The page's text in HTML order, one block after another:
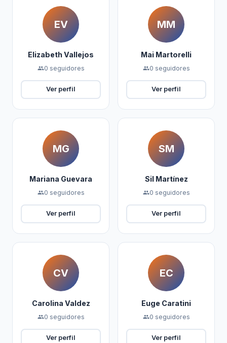
EV
Elizabeth Vallejos
people0 seguidores
Ver perfil
MM
Mai Martorelli
people0 seguidores
Ver perfil
MG
Mariana Guevara
people0 seguidores
Ver perfil
SM
Sil Martínez
people0 seguidores
Ver perfil
CV
Carolina Valdez
people0 seguidores
Ver perfil
EC
Euge Caratini
people0 seguidores
Ver perfil